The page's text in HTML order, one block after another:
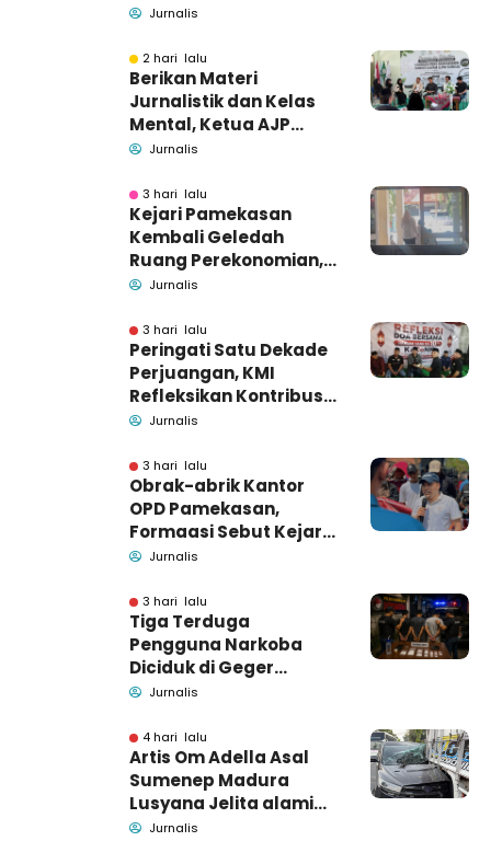
Dugaan Korupsi
Jurnalis
2 hari lalu
Berikan Materi
Jurnalistik dan Kelas
Mental, Ketua AJP
Bakar Semangat LPM
Jurnalis
3 hari lalu
Kejari Pamekasan
Kembali Geledah
Ruang Perekonomian,
Pidsus: Tunggu Saja!
Jurnalis
3 hari lalu
Peringati Satu Dekade
Perjuangan, KMI
Refleksikan Kontribusi
untuk Masyarakat
Jurnalis
3 hari lalu
Obrak-abrik Kantor
OPD Pamekasan,
Formaasi Sebut Kejari
Pamekasan
Jurnalis
3 hari lalu
Tiga Terduga
Pengguna Narkoba
Diciduk di Geger
Bangkalan, Polisi Masih
Barang Bukti
Jurnalis
4 hari lalu
Artis Om Adella Asal
Sumenep Madura
Lusyana Jelita alami
kecelakaan di Wonogiri
Jurnalis